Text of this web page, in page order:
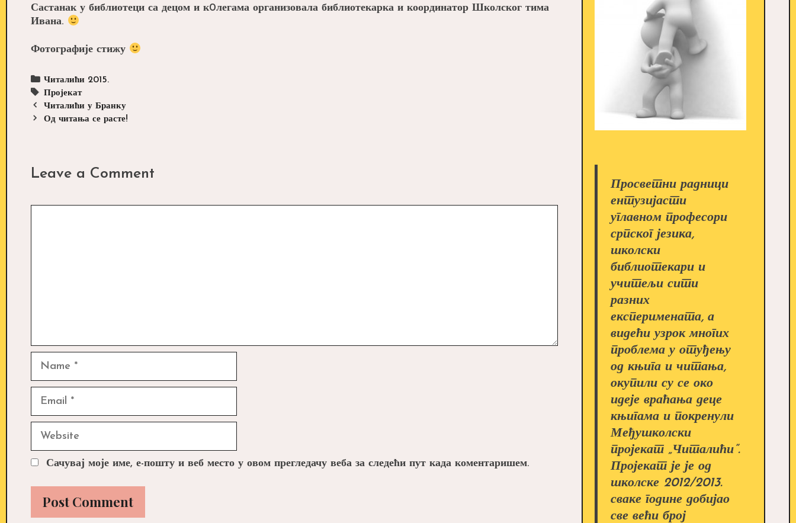
Састанак у библиотеци са децом и к0легама организовала библиотекарка и координатор Школског тима
Ивана.
Фотографије стижу
Categories
Читалићи 2015.
Tags
Пројекат
Post
navigation
Читалићи у Бранку
Од читања се расте!
Leave a Comment
Website
Сачувај моје име, е-пошту и веб место у овом прегледачу веба за следећи пут када коментаришем.
Просветни радници
ентузијасти
углавном професори
српског језика,
школски
библиотекари и
учитељи сити
разних
експеримената, а
видећи узрок многих
проблема у отуђењу
од књига и читања,
окупили су се око
идеје враћања деце
књигама и покренули
Међушколски
пројекат „Читалићи”.
Пројекат је је од
школске 2012/2013.
сваке године добијао
све већи број